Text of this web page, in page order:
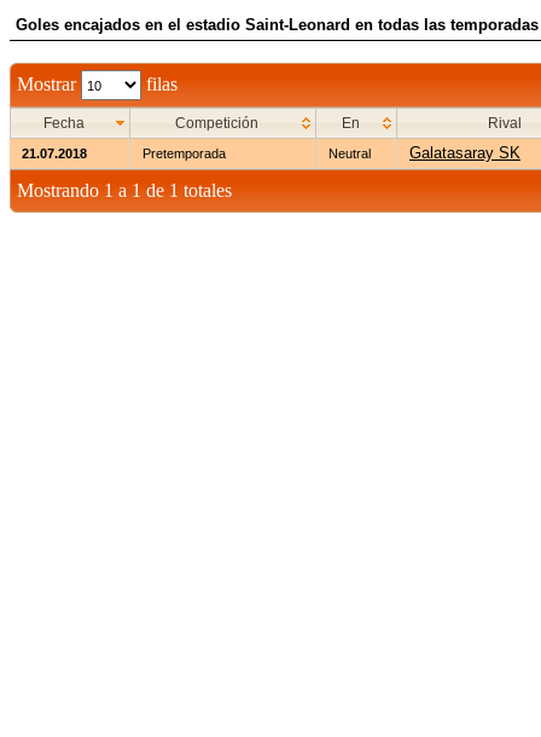
Goles encajados en el estadio Saint-Leonard en todas las
Mostrar filas
Fecha Competición En Rival
21.07.2018 Pretemporada Neutral Galatasaray SK
Mostrando 1 a 1 de 1 totales